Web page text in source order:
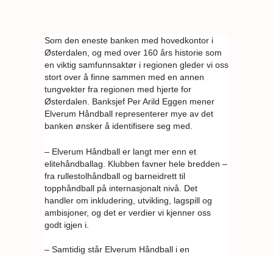
Som den eneste banken med hovedkontor i
Østerdalen, og med over 160 års historie som
en viktig samfunnsaktør i regionen gleder vi oss
stort over å finne sammen med en annen
tungvekter fra regionen med hjerte for
Østerdalen. Banksjef Per Arild Eggen mener
Elverum Håndball representerer mye av det
banken ønsker å identifisere seg med.
– Elverum Håndball er langt mer enn et
elitehåndballag. Klubben favner hele bredden –
fra rullestolhåndball og barneidrett til
topphåndball på internasjonalt nivå. Det
handler om inkludering, utvikling, lagspill og
ambisjoner, og det er verdier vi kjenner oss
godt igjen i.
– Samtidig står Elverum Håndball i en